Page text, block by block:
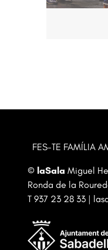
FES-TE FAMÍLIA
© laSala Miguel
Ronda de la
T 937 23 28 33 |